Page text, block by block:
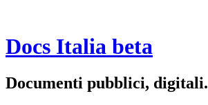
Docs Italia beta
Documenti pubblici, digitali.